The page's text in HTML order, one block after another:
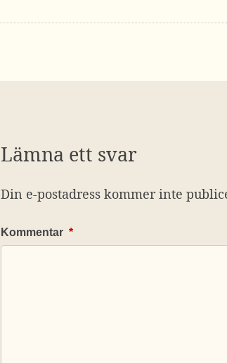
Lämna ett svar
Din e-postadress kommer inte
Kommentar *